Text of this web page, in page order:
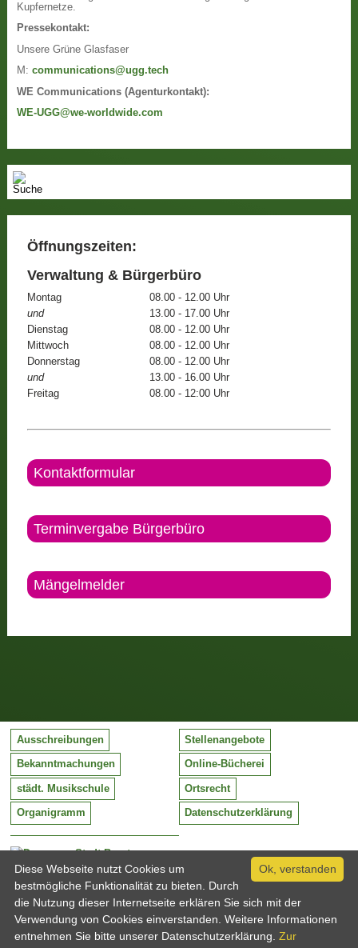
Kupfernetze.
Pressekontakt:
Unsere Grüne Glasfaser
M:communications@ugg.tech
WE Communications (Agenturkontakt):
WE-UGG@we-worldwide.com
Öffnungszeiten:
Verwaltung & Bürgerbüro
Montag
08.00 - 12.00 Uhr
und
13.00 - 17.00 Uhr
Dienstag
08.00 - 12.00 Uhr
Mittwoch
08.00 - 12.00 Uhr
Donnerstag
08.00 - 12.00 Uhr
und
13.00 - 16.00 Uhr
Freitag
08.00 - 12:00 Uhr
Kontaktformular
Terminvergabe Bürgerbüro
Mängelmelder
Stadt Barntrup
Mittelstraße 38
32683 Barntrup
Tel:
Email:
05263 / 409-0
info@barntrup.de
Ausschreibungen Stellenangebote
Bekanntmachungen Online-Bücherei
städt. Musikschule Ortsrecht
Organigramm Datenschutzerklärung
Ok, verstanden
Diese Webseite nutzt Cookies um
bestmögliche Funktionalität zu bieten. Durch
die Nutzung dieser Internetseite erklären Sie sich mit der
Verwendung von Cookies einverstanden. Weitere Informationen
entnehmen Sie bitte unserer Datenschutzerklärung. Zur